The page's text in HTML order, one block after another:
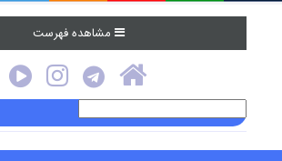
مشاهده فهرست